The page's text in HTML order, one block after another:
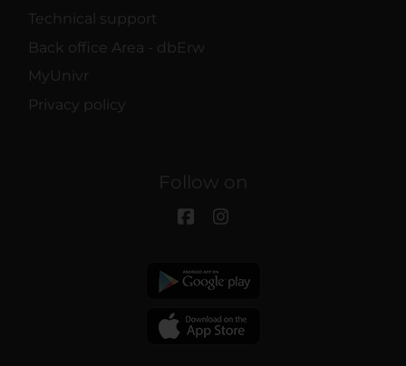
Technical support
Back office Area - dbErw
MyUnivr
Privacy policy
Follow on